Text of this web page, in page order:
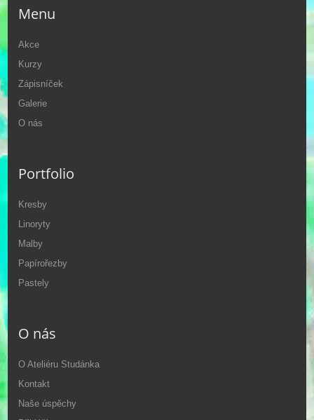
Menu
Akce
Kurzy
Zápisníček
Galerie
O nás
Portfolio
Kresby
Linoryty
Malby
Papírořezby
Pastely
O nás
O Ateliéru Studánka
Kontakt
Naše úspěchy